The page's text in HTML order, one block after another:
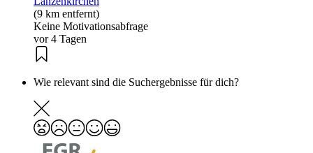
(9 km entfernt)
Keine Motivationsabfrage
vor 4 Tagen
Wie relevant sind die Suchergebnisse für dich?